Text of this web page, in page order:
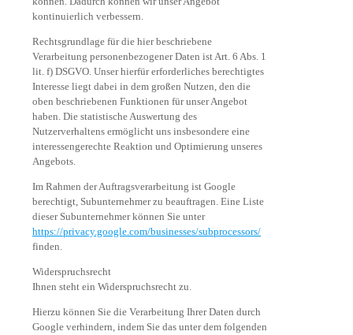
kontinuierlich verbessern.
Rechtsgrundlage für die hier beschriebene
Verarbeitung personenbezogener Daten ist Art. 6 Abs. 1
lit. f) DSGVO. Unser hierfür erforderliches berechtigtes
Interesse liegt dabei in dem großen Nutzen, den die
oben beschriebenen Funktionen für unser Angebot
haben. Die statistische Auswertung des
Nutzerverhaltens ermöglicht uns insbesondere eine
interessengerechte Reaktion und Optimierung unseres
Angebots.
Im Rahmen der Auftragsverarbeitung ist Google
berechtigt, Subunternehmer zu beauftragen. Eine Liste
dieser Subunternehmer können Sie unter
https://privacy.google.com/businesses/subprocessors/
finden.
Widerspruchsrecht
Ihnen steht ein Widerspruchsrecht zu.
Hierzu können Sie die Verarbeitung Ihrer Daten durch
Google verhindern, indem Sie das unter dem folgenden